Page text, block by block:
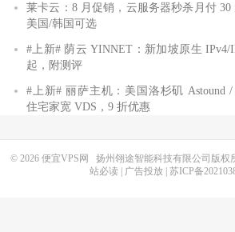
莱卡云：8 月促销，云服务器秒杀月付
美国/韩国可选
#上新# 荫云 YINNET：新加坡原生 IPv4/
起，附测评
#上新# 丽萨主机：美国洛杉矶 Astound /
住宅家宽 VDS，9 折优惠
© 2026 便宜VPS网 扬州翎途智能科技有限公司版权
站必读 | 广告投放| 苏ICP备